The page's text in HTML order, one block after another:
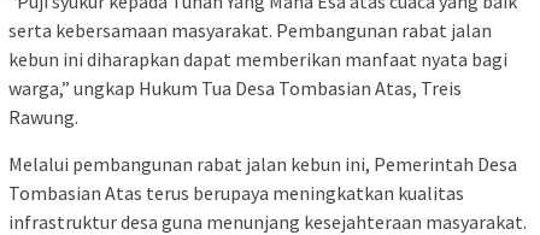
serta kebersamaan masyarakat. Pembangunan rabat jalan
kebun ini diharapkan dapat memberikan manfaat nyata bagi
warga,” ungkap Hukum Tua Desa Tombasian Atas, Treis
Rawung.
Melalui pembangunan rabat jalan kebun ini, Pemerintah Desa
Tombasian Atas terus berupaya meningkatkan kualitas
infrastruktur desa guna menunjang kesejahteraan masyarakat.